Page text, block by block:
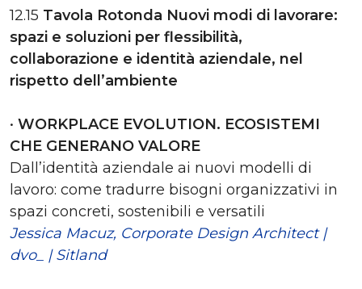
12.15 Tavola Rotonda Nuovi modi di lavorare:
spazi e soluzioni per flessibilità,
collaborazione e identità aziendale, nel
rispetto dell’ambiente
• WORKPLACE EVOLUTION. ECOSISTEMI
CHE GENERANO VALORE
Dall’identità aziendale ai nuovi modelli di
lavoro: come tradurre bisogni organizzativi in
spazi concreti, sostenibili e versatili
Jessica Macuz, Corporate Design Architect |
dvo_ | Sitland